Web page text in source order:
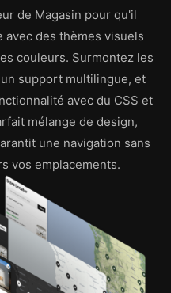
de Magasin pour qu'il
des thèmes visuels
couleurs. Surmontez les
support multilingue, et
avec du CSS et
mélange de design,
une navigation sans
vos emplacements.